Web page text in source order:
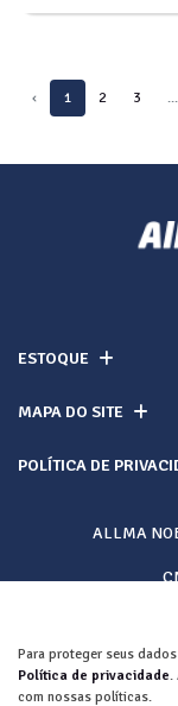
‹ 1 2 3 ...
ESTOQUE
MAPA DO SITE
POLÍTICA DE
ALLMA
Desacelere.
Para proteger seus
Política de privacidade.
com nossas políticas.